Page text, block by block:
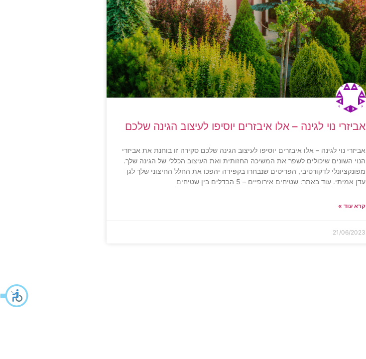
אביזרי נוי לגינה – אלו איבזרים יוסיפו לעיצוב הגינה שלכם
אביזרי נוי לגינה – אלו איבזרים יוסיפו לעיצוב הגינה שלכם סקירה זו בוחנת את אביזרי
הנוי השונים שיכולים לשפר את המשיכה החזותית ואת העיצוב הכללי של הגינה שלך.
מפונקציונלי לדקורטיבי, הפריטים שנבחרו בקפידה יהפכו את החלל החיצוני שלך לגן
עדן אמיתי. עוד באתר: שטיחים אירופיים – 5 הבדלים בין שטיחים
קרא עוד »
21/06/2023